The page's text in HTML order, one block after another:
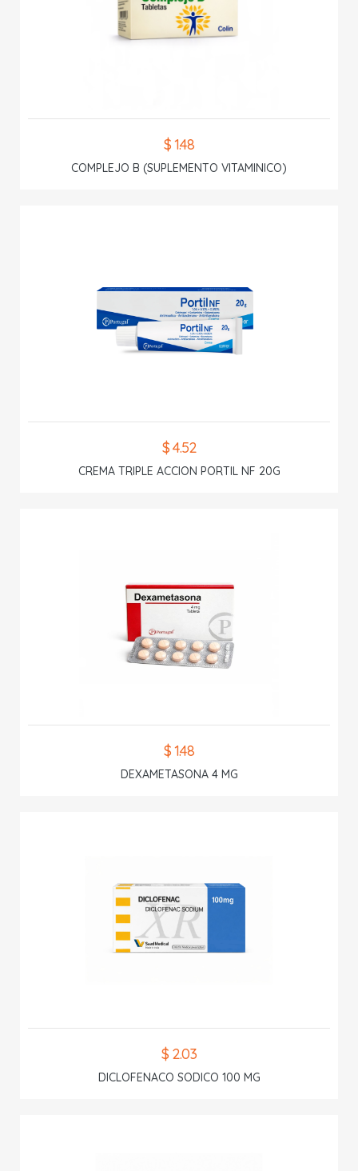
$ 1.48
COMPLEJO B (SUPLEMENTO VITAMINICO)
$ 4.52
CREMA TRIPLE ACCION PORTIL NF 20G
$ 1.48
DEXAMETASONA 4 MG
$ 2.03
DICLOFENACO SODICO 100 MG